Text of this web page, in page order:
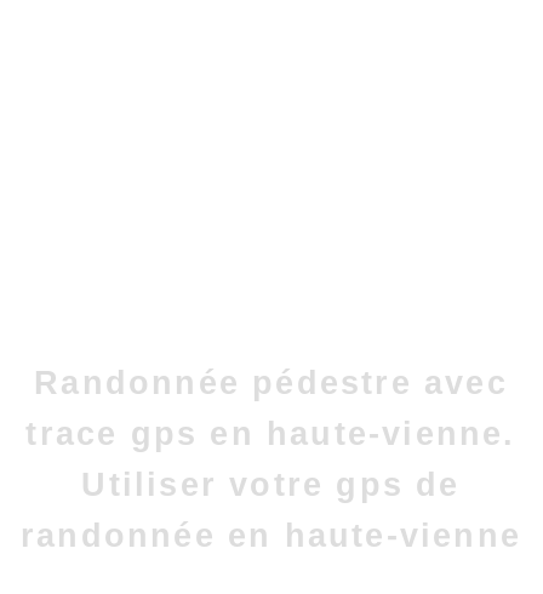
Randonnée pédestre avec
trace gps en haute-vienne.
Utiliser votre gps de
randonnée en haute-vienne